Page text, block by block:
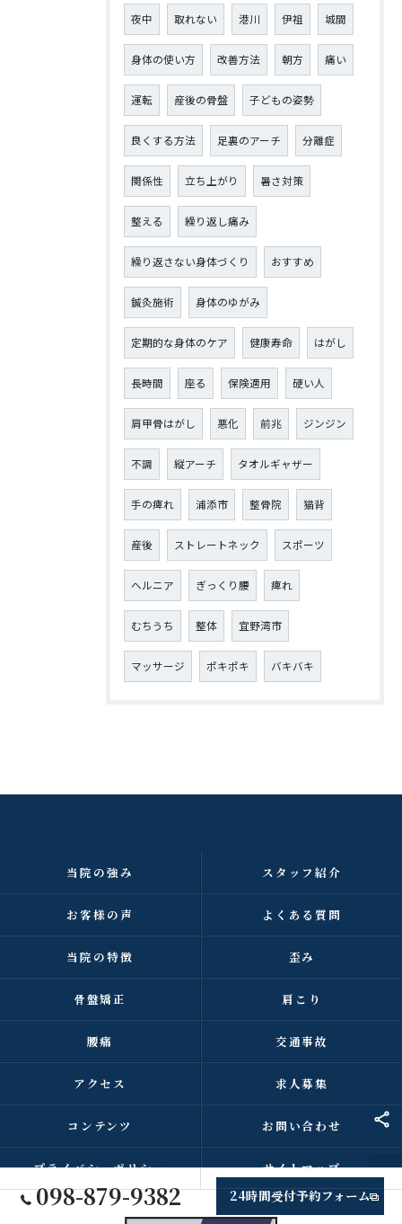
夜中 取れない 港川 伊祖 城間
身体の使い方 改善方法 朝方 痛い
運転 産後の骨盤 子どもの姿勢
良くする方法 足裏のアーチ 分離症
関係性 立ち上がり 暑さ対策
整える 繰り返し痛み
繰り返さない身体づくり おすすめ
鍼灸施術 身体のゆがみ
定期的な身体のケア 健康寿命 はがし
長時間 座る 保険適用 硬い人
肩甲骨はがし 悪化 前兆 ジンジン
不調 縦アーチ タオルギャザー
手の痺れ 浦添市 整骨院 猫背
産後 ストレートネック スポーツ
ヘルニア ぎっくり腰 痺れ
むちうち 整体 宜野湾市
マッサージ ポキポキ バキバキ
098-879-9382 24時間受付予約フォーム
当院の強み スタッフ紹介
お客様の声 よくある質問
当院の特徴 歪み
骨盤矯正 肩こり
腰痛 交通事故
アクセス 求人募集
コンテンツ お問い合わせ
プライバシーポリシー サイトマップ